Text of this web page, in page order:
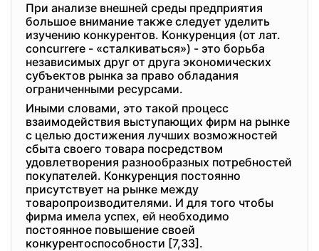
При анализе внешней среды предприятия
большое внимание также следует уделить
изучению конкурентов. Конкуренция (от лат.
concurrere - «сталкиваться») - это борьба
независимых друг от друга экономических
субъектов рынка за право обладания
ограниченными ресурсами.
Иными словами, это такой процесс
взаимодействия выступающих фирм на рынке
с целью достижения лучших возможностей
сбыта своего товара посредством
удовлетворения разнообразных потребностей
покупателей. Конкуренция постоянно
присутствует на рынке между
товаропроизводителями. И для того чтобы
фирма имела успех, ей необходимо
постоянное повышение своей
конкурентоспособности [7,33].